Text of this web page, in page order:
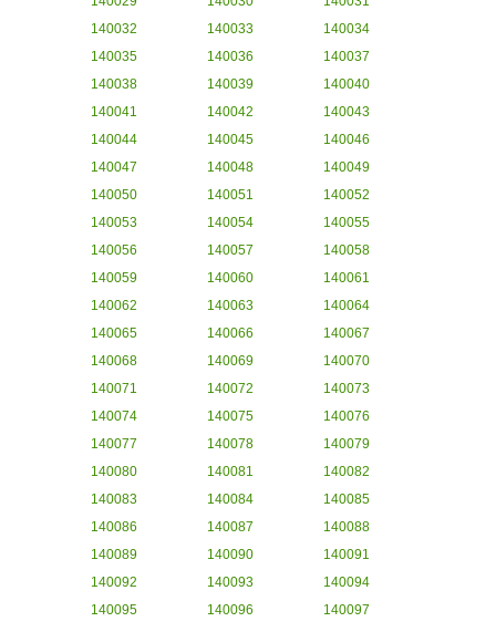
140032
140033
140034
140035
140036
140037
140038
140039
140040
140041
140042
140043
140044
140045
140046
140047
140048
140049
140050
140051
140052
140053
140054
140055
140056
140057
140058
140059
140060
140061
140062
140063
140064
140065
140066
140067
140068
140069
140070
140071
140072
140073
140074
140075
140076
140077
140078
140079
140080
140081
140082
140083
140084
140085
140086
140087
140088
140089
140090
140091
140092
140093
140094
140095
140096
140097